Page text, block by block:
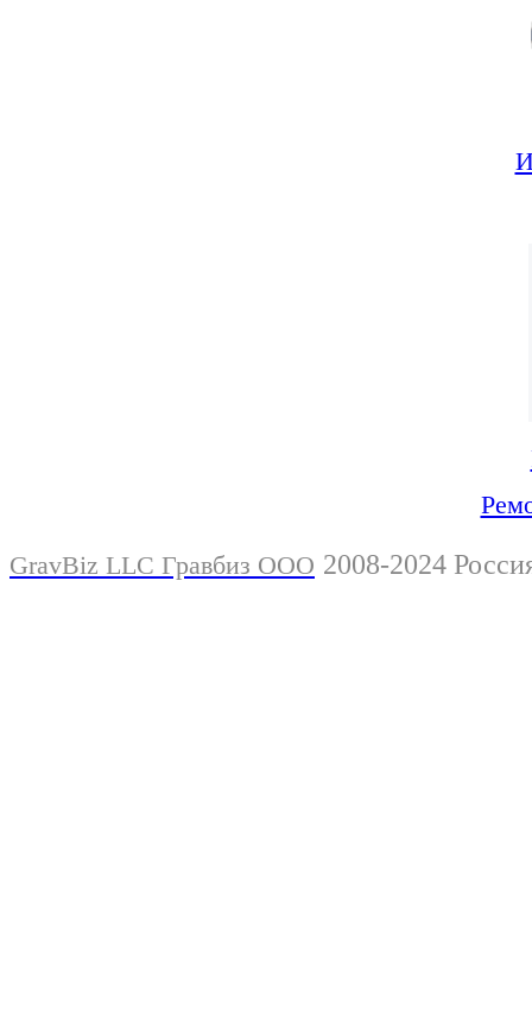
GravBiz LLC Гравбиз ООО 2008-2024